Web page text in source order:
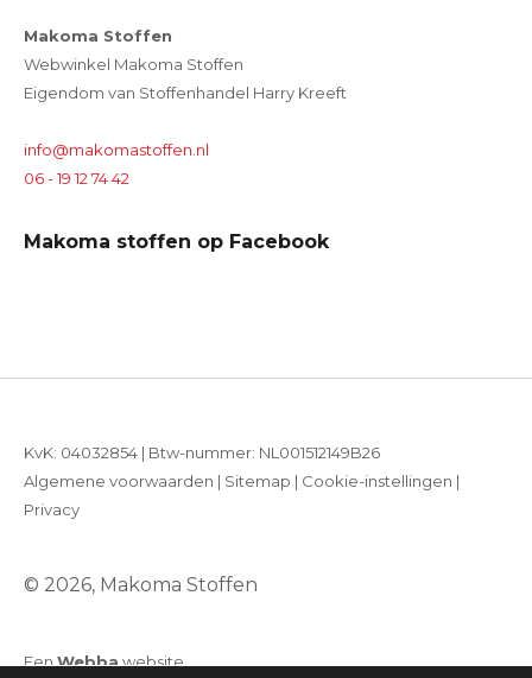
Makoma Stoffen
Webwinkel Makoma Stoffen
Eigendom van Stoffenhandel Harry Kreeft
info@makomastoffen.nl
06 - 19 12 74 42
Makoma stoffen op Facebook
© 2026, Makoma Stoffen
KvK: 04032854 | Btw-nummer: NL001512149B26
Algemene voorwaarden | Sitemap | Cookie-instellingen |
Privacy
EenWebbawebsite